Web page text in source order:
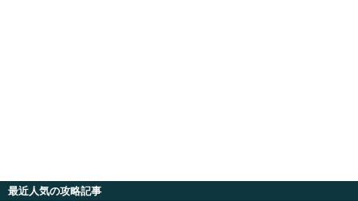
最近人気の攻略記事